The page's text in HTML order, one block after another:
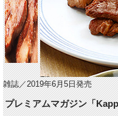
雑誌／2019年6月5日発売
プレミアムマガジン「